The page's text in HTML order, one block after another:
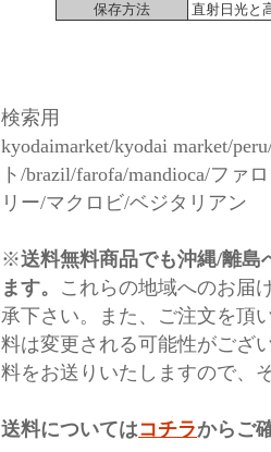
保存方法
直射日光と
検索用
kyodaimarket/kyodai market/
ト/brazil/farofa/mandioca/フ
リー/マクロビ/ベジタリアン
※送料無料商品でも沖縄/離島
ます。 これらの地域へのお届
承下さい。また、ご注文を頂
料は変更される可能性がござ
料をお送りいたしますので、
送料についてはコチラからご